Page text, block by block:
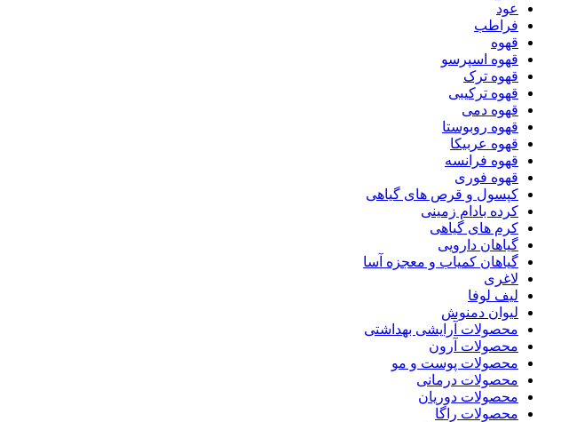
عود
فراطب
قهوه
قهوه اسپرسو
قهوه ترک
قهوه ترکیبی
قهوه دمی
قهوه روبوستا
قهوه عربیکا
قهوه فرانسه
قهوه فوری
کپسول و قرص های گیاهی
کرده بادام زمینی
کرم های گیاهی
گیاهان دارویی
گیاهان کمیاب و معجزه آسا
لاغری
لیف لوفا
لیوان دمنوش
محصولات آرایشی بهداشتی
محصولات آرون
محصولات پوست و مو
محصولات درمانی
محصولات دوریان
محصولات راگا